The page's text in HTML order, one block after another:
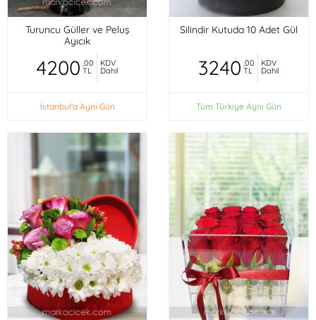
Turuncu Güller ve Peluş
Ayıcık
4200 ,00
TL
KDV
Dahil
İstanbul'a Aynı Gün
Silindir Kutuda 10 Adet Gül
3240 ,00
TL
KDV
Dahil
Tüm Türkiye Aynı Gün